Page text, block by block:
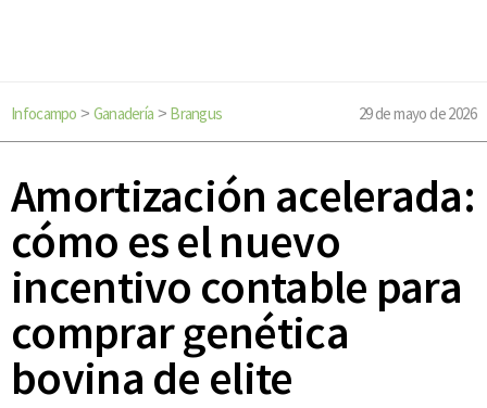
Infocampo > Ganadería > Brangus 29 de mayo de 2026
Amortización acelerada:
cómo es el nuevo
incentivo contable para
comprar genética
bovina de elite